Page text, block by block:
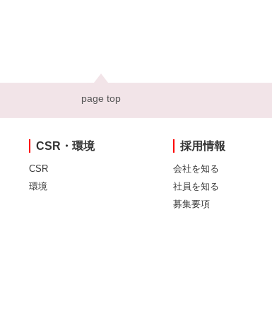
page top
CSR・環境
CSR
環境
採用情報
会社を知る
社員を知る
募集要項